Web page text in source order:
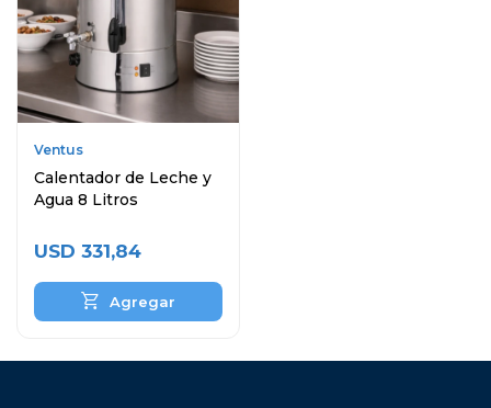
Ventus
Calentador de Leche y
Agua 8 Litros
USD 331,84